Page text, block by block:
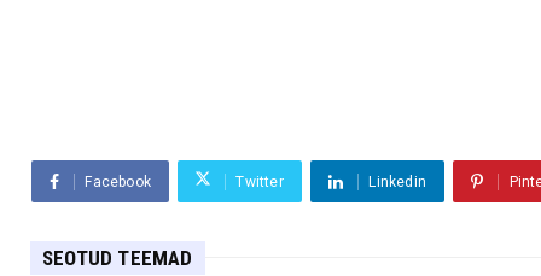
Facebook Twitter Linkedin
SEOTUD TEEMAD